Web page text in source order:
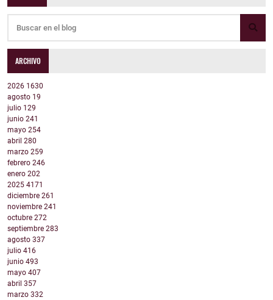
ARCHIVO
2026 1630
agosto 19
julio 129
junio 241
mayo 254
abril 280
marzo 259
febrero 246
enero 202
2025 4171
diciembre 261
noviembre 241
octubre 272
septiembre 283
agosto 337
julio 416
junio 493
mayo 407
abril 357
marzo 332